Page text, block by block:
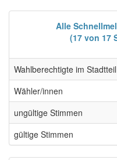
Alle
(17 von 17
Wahlberechtigte im
Wähler/innen
ungültige Stimmen
gültige Stimmen